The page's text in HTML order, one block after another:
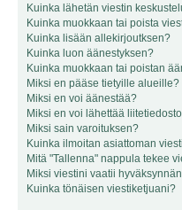
Kuinka lähetän viestin
Kuinka muokkaan tai poista
Kuinka lisään allekirjoutksen?
Kuinka luon äänestyksen?
Kuinka muokkaan tai poistan
Miksi en pääse tietyille alueille?
Miksi en voi äänestää?
Miksi en voi lähettää
Miksi sain varoituksen?
Kuinka ilmoitan asiattoman
Mitä "Tallenna" nappula tekee
Miksi viestini vaatii
Kuinka tönäisen viestiketjuani?